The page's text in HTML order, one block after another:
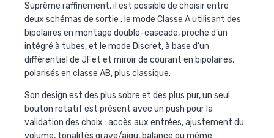
Suprême raffinement, il est possible de choisir entre
deux schémas de sortie : le mode Classe A utilisant des
bipolaires en montage double-cascade, proche d’un
intégré à tubes, et le mode Discret, à base d’un
différentiel de JFet et miroir de courant en bipolaires,
polarisés en classe AB, plus classique.
Son design est des plus sobre et des plus pur, un seul
bouton rotatif est présent avec un push pour la
validation des choix : accès aux entrées, ajustement du